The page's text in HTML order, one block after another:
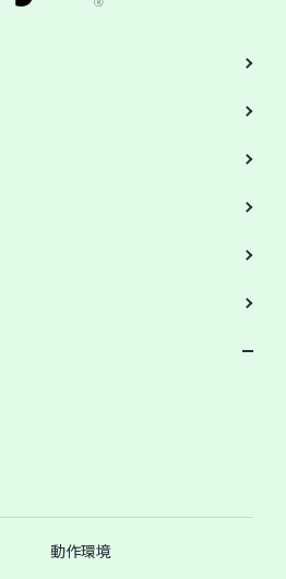
動作環境